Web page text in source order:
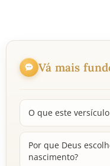
Vá mais
O que este
Por que Deus
nascimento?